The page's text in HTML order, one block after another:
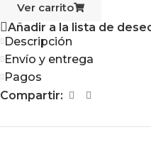
Ver carrito
Añadir a la lista de
Descripción
Envío y entrega
Pagos
Compartir: